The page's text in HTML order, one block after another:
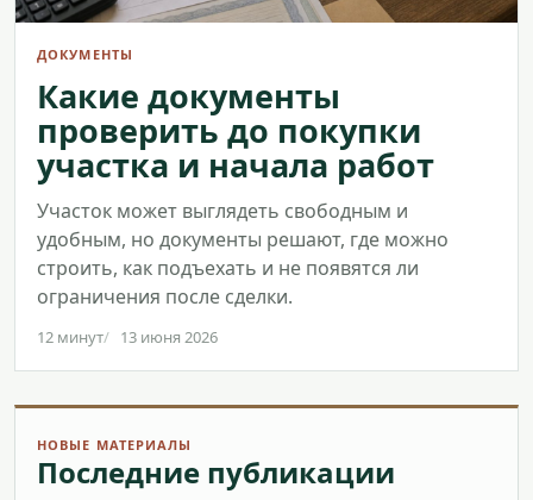
ДОКУМЕНТЫ
Какие документы
проверить до покупки
участка и начала работ
Участок может выглядеть свободным и
удобным, но документы решают, где можно
строить, как подъехать и не появятся ли
ограничения после сделки.
12 минут 13 июня 2026
НОВЫЕ МАТЕРИАЛЫ
Последние публикации